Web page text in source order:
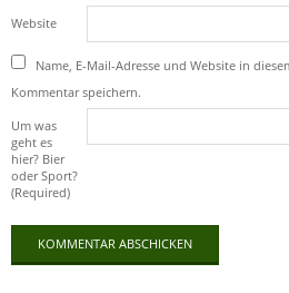
Website
Name, E-Mail-Adresse und Website in
Kommentar speichern.
Um was
geht es
hier? Bier
oder Sport?
(Required)